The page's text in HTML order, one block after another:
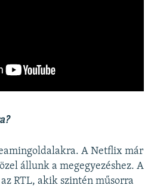
A Netflix már
állunk a megegyezéshez. A
RTL, akik szintén műsorra